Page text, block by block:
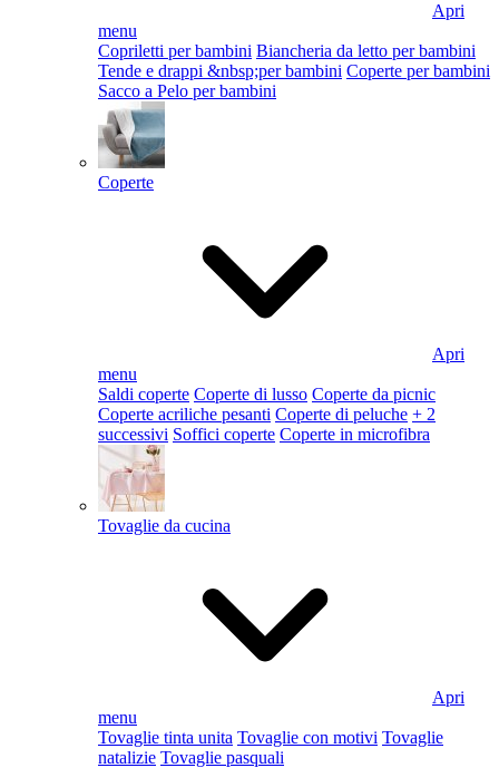
Apri
menu
Copriletti per bambini Biancheria da letto per bambini
Tende e drappi &nbsp;per bambini Coperte per bambini
Sacco a Pelo per bambini
Coperte
Apri
menu
Saldi coperte Coperte di lusso Coperte da picnic
Coperte acriliche pesanti Coperte di peluche + 2
successivi Soffici coperte Coperte in microfibra
Tovaglie da cucina
Apri
menu
Tovaglie tinta unita Tovaglie con motivi Tovaglie
natalizie Tovaglie pasquali